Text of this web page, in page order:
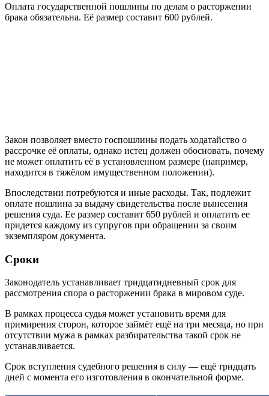
Оплата государственной пошлины по делам о расторжении
брака обязательна. Её размер составит 600 рублей.
Закон позволяет вместо госпошлины подать ходатайство о
рассрочке её оплаты, однако истец должен обосновать, почему
не может оплатить её в установленном размере (например,
находится в тяжёлом имущественном положении).
Впоследствии потребуются и иные расходы. Так, подлежит
оплате пошлина за выдачу свидетельства после вынесения
решения суда. Ее размер составит 650 рублей и оплатить ее
придется каждому из супругов при обращении за своим
экземпляром документа.
Сроки
Законодатель устанавливает тридцатидневный срок для
рассмотрения спора о расторжении брака в мировом суде.
В рамках процесса судья может установить время для
примирения сторон, которое займёт ещё на три месяца, но при
отсутствии мужа в рамках разбирательства такой срок не
устанавливается.
Срок вступления судебного решения в силу — ещё тридцать
дней с момента его изготовления в окончательной форме.